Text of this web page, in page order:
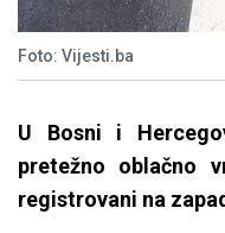
Foto: Vijesti.ba
U Bosni i
pretežno oblačno
registrovani na